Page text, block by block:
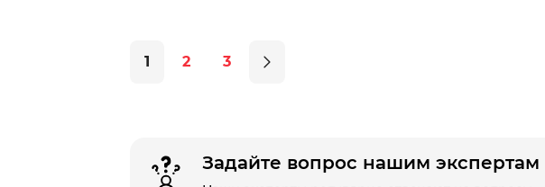
1 2 3
Задайте вопрос нашим экспертам